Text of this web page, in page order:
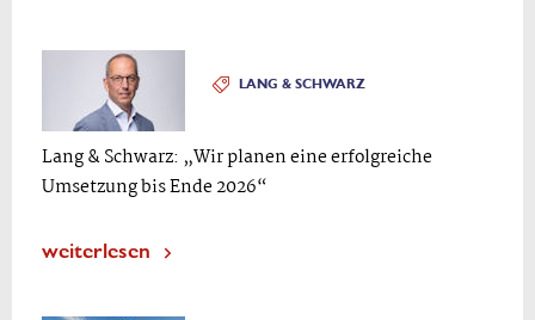
LANG & SCHWARZ
Lang & Schwarz: „Wir planen eine erfolgreiche
Umsetzung bis Ende 2026“
weiterlesen